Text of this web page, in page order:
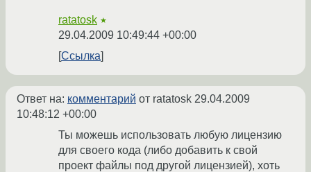
ratatosk ★
29.04.2009 10:49:44 +00:00
Ссылка
Ответ на: комментарий от ratatosk 29.04.2009
10:48:12 +00:00
Ты можешь использовать любую лицензию
для своего кода (либо добавить к свой
проект файлы под другой лицензией), хоть